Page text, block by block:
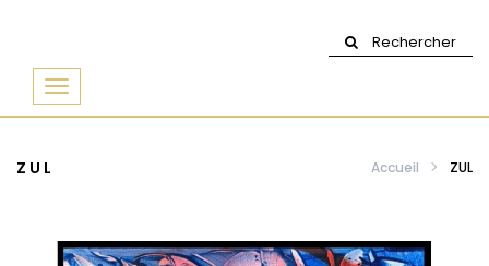
Rechercher
Basculer
la
ZUL Accueil ZUL